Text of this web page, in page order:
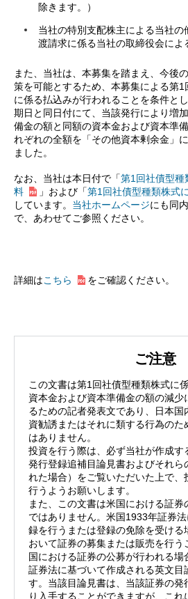
除きます。）
当社の特別支配株主による当社の
渡請求に係る当社の取締役会によ
また、当社は、本募集を踏まえ、今後
策を可能とするため、本募集による第
に係る払込みが行われることを条件と
期日と同日付にて、当該発行により増
備金の額と同額の資本金および資本準
れぞれの全額を「その他資本剰余金」
ました。
なお、当社は本日付で「第1回社債型種
料
」および「第1回社債型種類株式
しています。 当社ホームページにも同
で、あわせてご参照ください。
詳細はこちら をご確認ください。
ご注意
この文書は第1回社債型種類株式に
資本金および資本準備金の額の減少
るための記者発表文であり、日本
資勧誘またはそれに類する行為の
はありません。
投資を行う際は、必ず当社が作成す
発行登録追補目論見書およびそれら
れた場合）をご覧いただいた上で、
行うようお願いします。
また、この文書は米国における証
ではありません。米国1933年証券
録を行うまたは登録の免除を受ける
おいて証券の募集または販売を行
国における証券の公募が行われる
証券法に基づいて作成される英文目
す。当該目論見書は、当該証券の発
り入手することができますが、こ